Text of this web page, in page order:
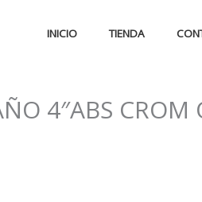
INICIO TIENDA
4″ABS CROM